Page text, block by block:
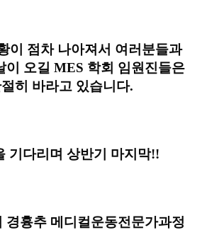
이 점차 나아져서 여러분들과
이 오길 MES 학회 임원진들은
히 바라고 있습니다.
기다리며 상반기 마지막!!
경흉추 메디컬운동전문가과정